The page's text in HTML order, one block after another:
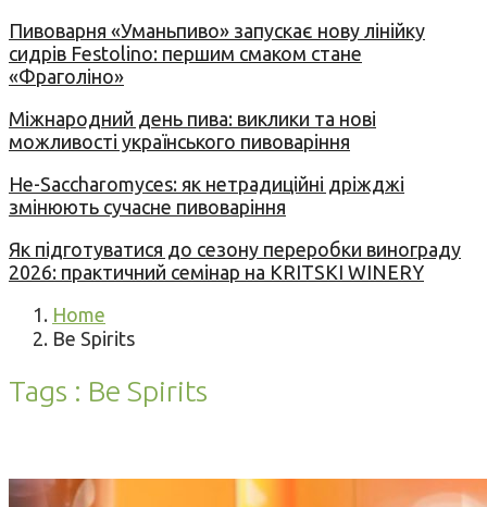
Пивоварня «Уманьпиво» запускає нову лінійку
сидрів Festolino: першим смаком стане
«Фраголіно»
Міжнародний день пива: виклики та нові
можливості українського пивоваріння
Не-Saccharomyces: як нетрадиційні дріжджі
змінюють сучасне пивоваріння
Як підготуватися до сезону переробки винограду
2026: практичний семінар на KRITSKI WINERY
Home
Be Spirits
Tags : Be Spirits